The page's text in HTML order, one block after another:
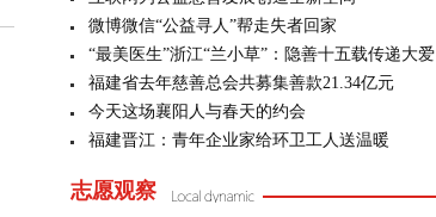
微博微信“公益寻人”帮走失者回家
“最美医生”浙江“兰小草”：隐善十五载传递大爱
福建省去年慈善总会共募集善款21.34亿元
今天这场襄阳人与春天的约会
福建晋江：青年企业家给环卫工人送温暖
志愿观察